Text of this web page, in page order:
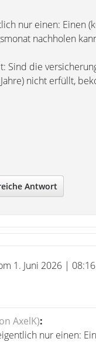
nur einen: Einen
nachholen
Sind die
nicht erfüllt,
e Antwort
1. Juni 2026 | 08:16
AxelK):
nur einen: